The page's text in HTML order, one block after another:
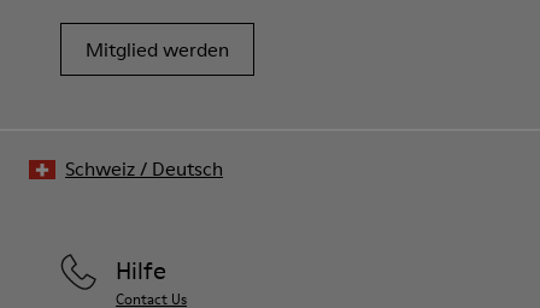
Mitglied werden
Hilfe
Contact Us
Schweiz/ Deutsch